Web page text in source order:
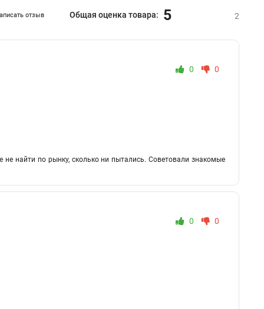
отзыв Общая оценка товара: 5 2
0
0
найти по рынку, сколько ни пытались. Советовали знакомые
0
0